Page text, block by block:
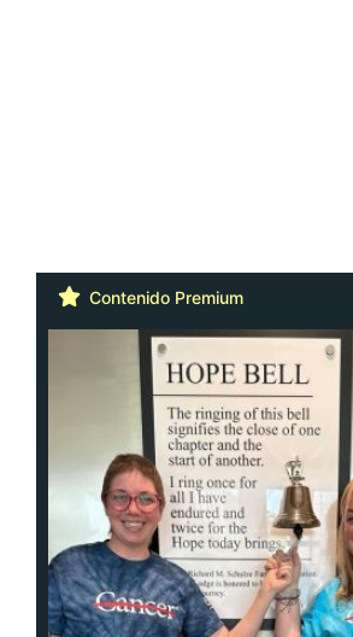
Contenido Premium